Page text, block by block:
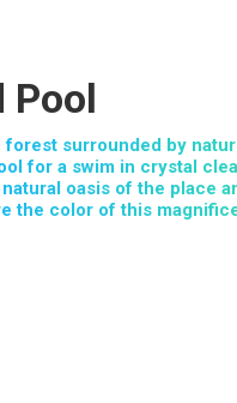
Pool
forest surrounded by
for a swim in crystal
oasis of the place
the color of this